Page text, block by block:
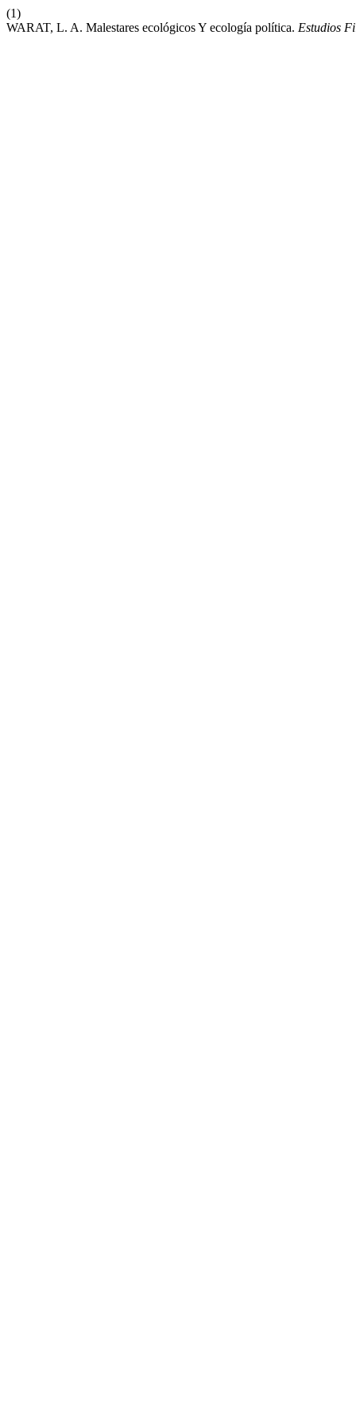
(1)
WARAT, L. A. Malestares ecológicos Y ecología política. Estudios